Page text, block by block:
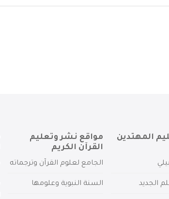
المهتدين
الجديد
مواقع نشر وتعليم
القرآن الكريم
الجامع لعلوم القرآن وترجماته
السنة النبوية وعلومها